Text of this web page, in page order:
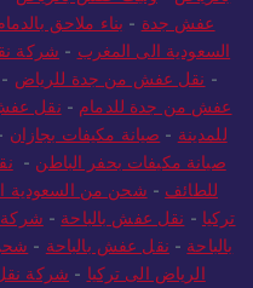
عفش جدة - بناء ملاحق
السعودية الى المغرب - شركة
- نقل عفش من جدة للرياض -
عفش من جدة للدمام - نقل
للمدينة - صيانة مكيفات بجازان
صيانة مكيفات بحفر الباطن -
للطائف - شحن من السعودية
تركيا - نقل عفش بالباحة - شركة
بالباحة - نقل عفش بالباحة -
الرياض الى تركيا - شركة